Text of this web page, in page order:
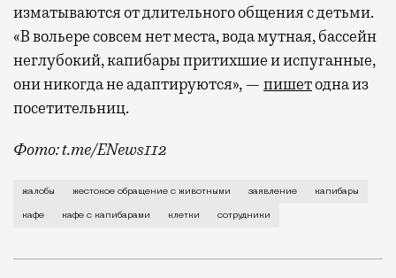
изматываются от длительного общения с детьми.
«В вольере совсем нет места, вода мутная, бассейн
неглубокий, капибары притихшие и испуганные,
они никогда не адаптируются», — пишетодна из
посетительниц.
Фото: t.me/ENews112
С момента открытия нового контактного кафе с
жалобы жестокое обращение с животными заявление капибары
кафе кафе с капибарами клетки сотрудники